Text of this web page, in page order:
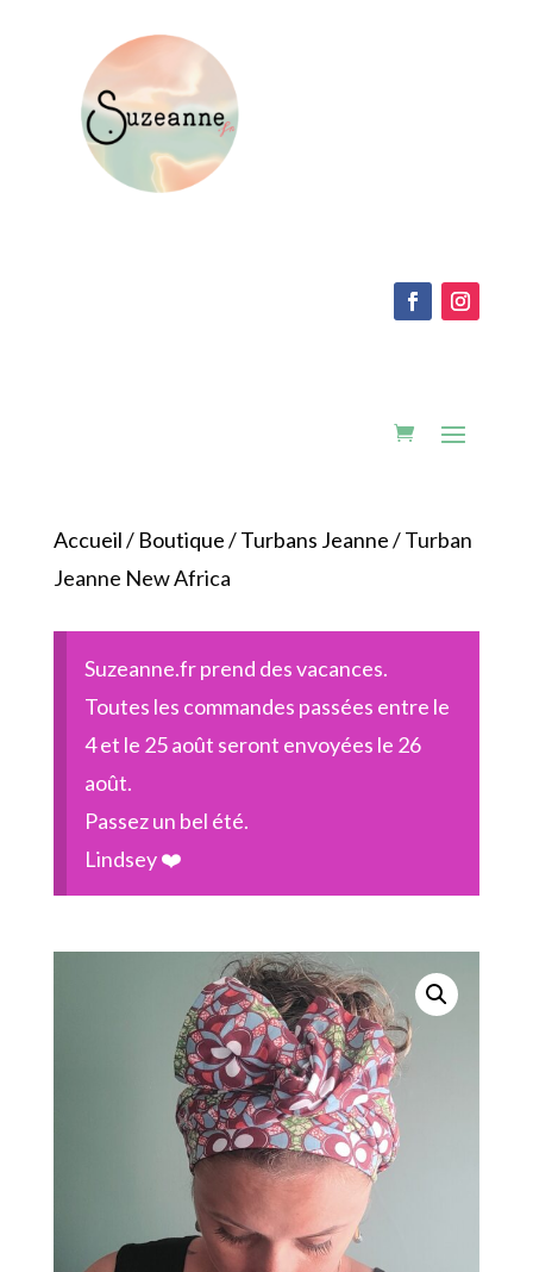
Accueil/ Boutique/Turbans Jeanne/ Turban
Jeanne New Africa
Suzeanne.fr prend des vacances.
Toutes les commandes passées entre le
4 et le 25 août seront envoyées le 26
août.
Passez un bel été.
Lindsey ❤️